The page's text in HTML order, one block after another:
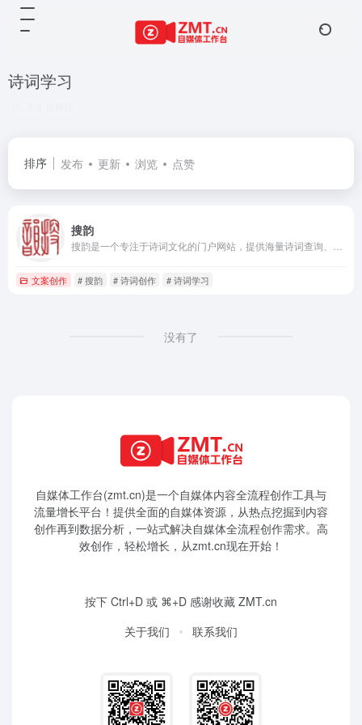
诗词学习
排序 发布 更新 浏览 点赞
搜韵
文案创作 # 搜韵 # 诗词创作 # 诗词学习
没有了
自媒体工作台(zmt.cn)是一个自媒体内容全流程创作工具与
流量增长平台！提供全面的自媒体资源，从热点挖掘到内容
创作再到数据分析，一站式解决自媒体全流程创作需求。高
效创作，轻松增长，从zmt.cn现在开始！
按下 Ctrl+D 或 ⌘+D 感谢收藏 ZMT.cn
关于我们
联系我们